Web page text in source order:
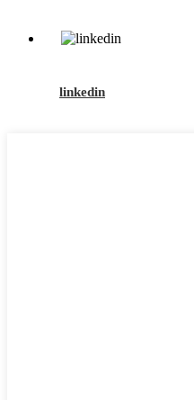
linkedin